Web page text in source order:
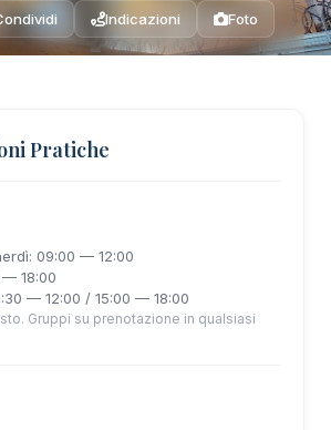
Indicazioni Foto
Pratiche
09:00 — 12:00
— 18:00
— 12:00 / 15:00 — 18:00
Gruppi su prenotazione in qualsiasi